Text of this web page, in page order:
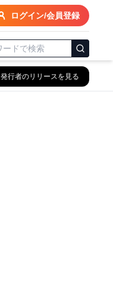
ログイン/会員登録
発行者のリリースを見る